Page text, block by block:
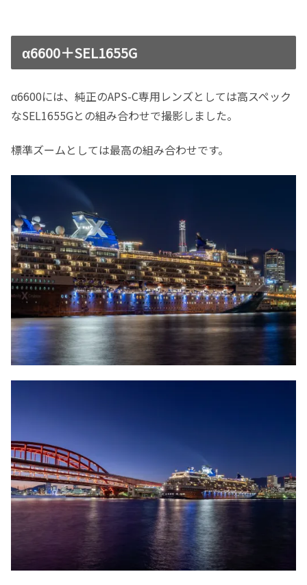
α6600＋SEL1655G
α6600には、純正のAPS-C専用レンズとしては高スペック
なSEL1655Gとの組み合わせで撮影しました。
標準ズームとしては最高の組み合わせです。